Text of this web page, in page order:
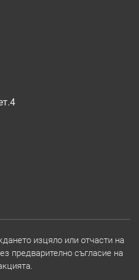
изцяло или отчасти на
предварително съгласие на